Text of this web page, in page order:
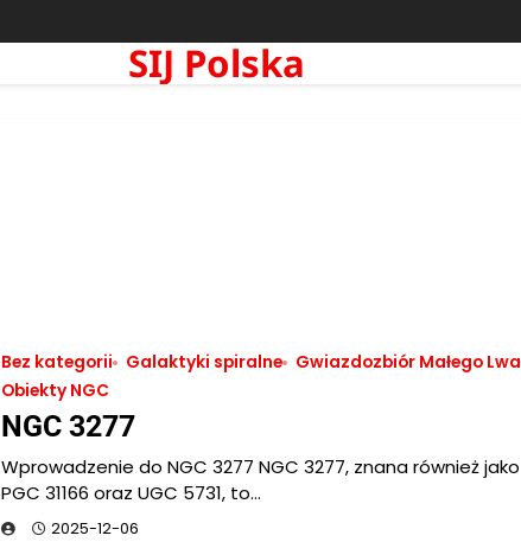
SIJ Polska
Bez kategorii Galaktyki spiralne
Gwiazdozbiór Małego Lwa
Obiekty NGC
NGC 3277
Wprowadzenie do NGC 3277 NGC 3277, znana również jako
PGC 31166 oraz UGC 5731, to…
2025-12-06